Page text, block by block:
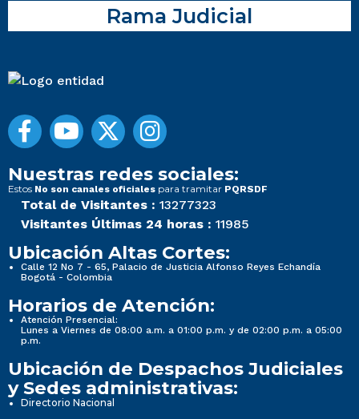
Rama Judicial
Nuestras redes sociales:
Estos No son canales oficiales para tramitar PQRSDF
Total de Visitantes : 13277323
Visitantes Últimas 24 horas : 11985
Ubicación Altas Cortes:
Calle 12 No 7 - 65, Palacio de Justicia Alfonso Reyes Echandía
Bogotá - Colombia
Horarios de Atención:
Atención Presencial:
Lunes a Viernes de 08:00 a.m. a 01:00 p.m. y de 02:00 p.m. a 05:00
p.m.
Ubicación de Despachos Judiciales
y Sedes administrativas:
Directorio Nacional